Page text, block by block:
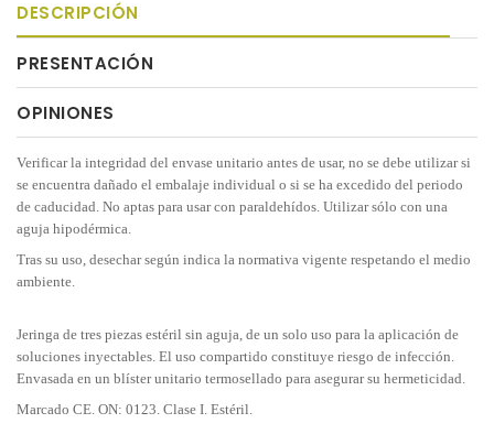
DESCRIPCIÓN
PRESENTACIÓN
OPINIONES
Verificar la integridad del envase unitario antes de usar, no se debe utilizar si
se encuentra dañado el embalaje individual o si se ha excedido del periodo
de caducidad. No aptas para usar con paraldehídos. Utilizar sólo con una
aguja hipodérmica.
Tras su uso, desechar según indica la normativa vigente respetando el medio
ambiente.
Jeringa de tres piezas estéril sin aguja, de un solo uso para la aplicación de
soluciones inyectables. El uso compartido constituye riesgo de infección.
Envasada en un blíster unitario termosellado para asegurar su hermeticidad.
Marcado CE. ON: 0123. Clase I. Estéril.